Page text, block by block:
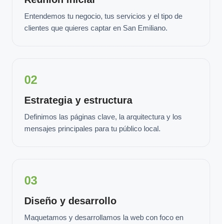
Entendemos tu negocio, tus servicios y el tipo de
clientes que quieres captar en San Emiliano.
02
Estrategia y estructura
Definimos las páginas clave, la arquitectura y los
mensajes principales para tu público local.
03
Diseño y desarrollo
Maquetamos y desarrollamos la web con foco en